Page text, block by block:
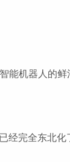
机器人的鲜
经完全东北化